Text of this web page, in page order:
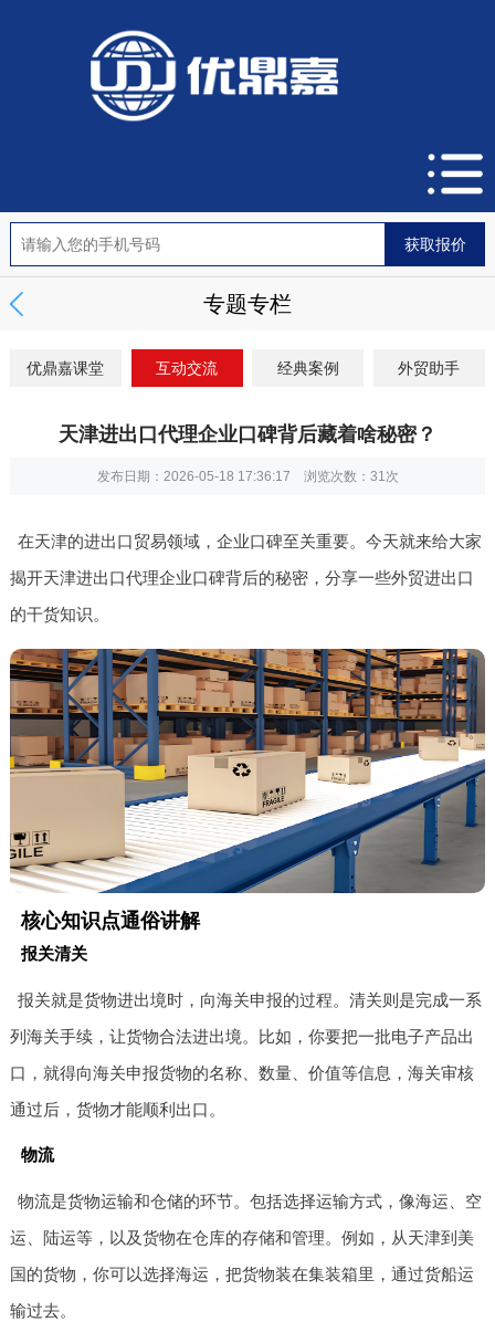
专题专栏
优鼎嘉课堂 互动交流 经典案例 外贸助手
天津进出口代理企业口碑背后藏着啥秘密？
发布日期：2026-05-18 17:36:17 浏览次数： 31次
在天津的进出口贸易领域，企业口碑至关重要。今天就来给大家
揭开天津进出口代理企业口碑背后的秘密，分享一些外贸进出口
的干货知识。
核心知识点通俗讲解
报关清关
报关就是货物进出境时，向海关申报的过程。清关则是完成一系
列海关手续，让货物合法进出境。比如，你要把一批电子产品出
口，就得向海关申报货物的名称、数量、价值等信息，海关审核
通过后，货物才能顺利出口。
物流
物流是货物运输和仓储的环节。包括选择运输方式，像海运、空
运、陆运等，以及货物在仓库的存储和管理。例如，从天津到美
国的货物，你可以选择海运，把货物装在集装箱里，通过货船运
输过去。